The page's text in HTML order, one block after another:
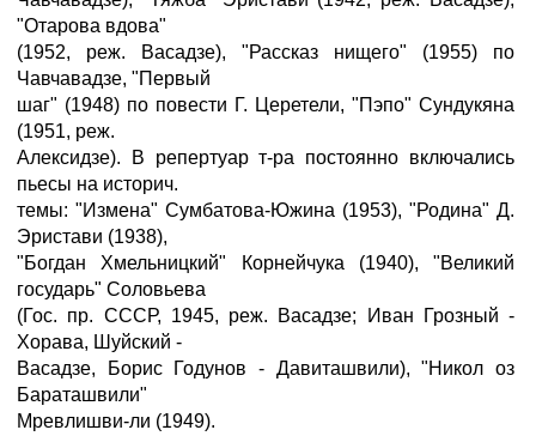
"Отарова вдова"
(1952, реж. Васадзе), "Рассказ нищего" (1955) по
Чавчавадзе, "Первый
шаг" (1948) по повести Г. Церетели, "Пэпо" Сундукяна
(1951, реж.
Алексидзе). В репертуар т-ра постоянно включались
пьесы на историч.
темы: "Измена" Сумбатова-Южина (1953), "Родина" Д.
Эристави (1938),
"Богдан Хмельницкий" Корнейчука (1940), "Великий
государь" Соловьева
(Гос. пр. СССР, 1945, реж. Васадзе; Иван Грозный -
Хорава, Шуйский -
Васадзе, Борис Годунов - Давиташвили), "Никол оз
Бараташвили"
Мревлишви-ли (1949).